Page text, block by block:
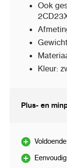
Ook
Kleur:
Plus- en